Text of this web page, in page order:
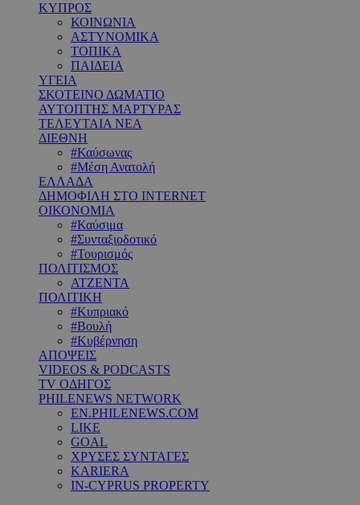
ΚΥΠΡΟΣ
ΚΟΙΝΩΝΙΑ
ΑΣΤΥΝΟΜΙΚΑ
ΤΟΠΙΚΑ
ΠΑΙΔΕΙΑ
ΥΓΕΙΑ
ΣΚΟΤΕΙΝΟ ΔΩΜΑΤΙΟ
ΑΥΤΟΠΤΗΣ ΜΑΡΤΥΡΑΣ
ΤΕΛΕΥΤΑΙΑ ΝΕΑ
ΔΙΕΘΝΗ
#Καύσωνας
#Μέση Ανατολή
ΕΛΛΑΔΑ
ΔΗΜΟΦΙΛΗ ΣΤΟ INTERNET
ΟΙΚΟΝΟΜΙΑ
#Καύσιμα
#Συνταξιοδοτικό
#Τουρισμός
ΠΟΛΙΤΙΣΜΟΣ
ΑΤΖΕΝΤΑ
ΠΟΛΙΤΙΚΗ
#Κυπριακό
#Βουλή
#Κυβέρνηση
ΑΠΟΨΕΙΣ
VIDEOS & PODCASTS
TV ΟΔΗΓΟΣ
PHILENEWS NETWORK
EN.PHILENEWS.COM
LIKE
GOAL
ΧΡΥΣΕΣ ΣΥΝΤΑΓΕΣ
KARIERA
IN-CYPRUS PROPERTY